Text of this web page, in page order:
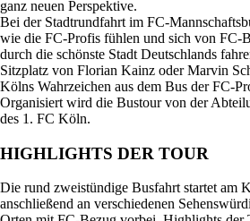
ganz neuen Perspektive.
Bei der Stadtrundfahrt im FC-
wie die FC-Profis fühlen und sich von FC-
durch die schönste Stadt Deutschlands
Sitzplatz von Florian Kainz oder Marvin
Kölns Wahrzeichen aus dem Bus der FC-
Organisiert wird die Bustour von der
des 1. FC Köln.
HIGHLIGHTS DER TOUR
Die rund zweistündige Busfahrt startet am
anschließend an verschiedenen